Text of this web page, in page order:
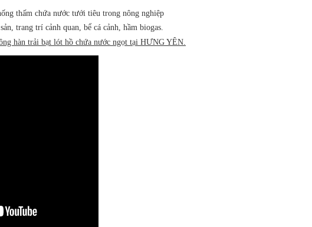
thấm chứa nước tưới tiêu trong nông nghiệp
trang trí cảnh quan, bể cá cảnh, hầm biogas.
hàn trải bạt lót hồ chứa nước ngọt tại HƯNG YÊN.